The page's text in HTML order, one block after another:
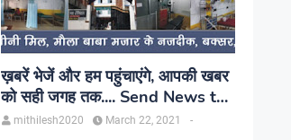
ख़बरें भेजें और हम पहुंचाएंगे, आपकी खबर
को सही जगह तक.... Send News to
us!mithilesh2020 -
March 22, 2021